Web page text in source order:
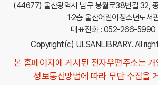
(44677) 울산광역시 남구 봉월로38번길 32,
1·2층 울산어린이청소년도서
대표전화 : 052-266-5990
Copyright(c) ULSANLIBRARY. All
본 홈페이지에 게시된 전자우편주소는
정보통신망법에 따라 무단 수집을